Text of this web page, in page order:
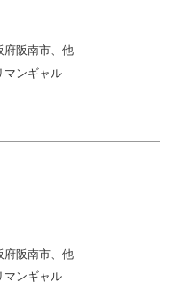
府阪南市、他
マンギャル
府阪南市、他
マンギャル